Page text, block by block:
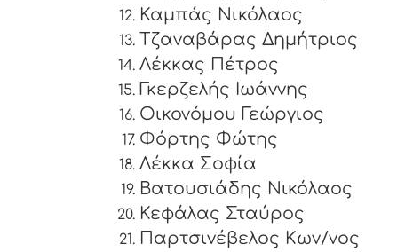
Καμπάς Νικόλαος
Τζαναβάρας Δημήτριος
Λέκκας Πέτρος
Γκερζελής Ιωάννης
Οικονόμου Γεώργιος
Φόρτης Φώτης
Λέκκα Σοφία
Βατουσιάδης Νικόλαος
Κεφάλας Σταύρος
Παρτσινέβελος Κων/νος